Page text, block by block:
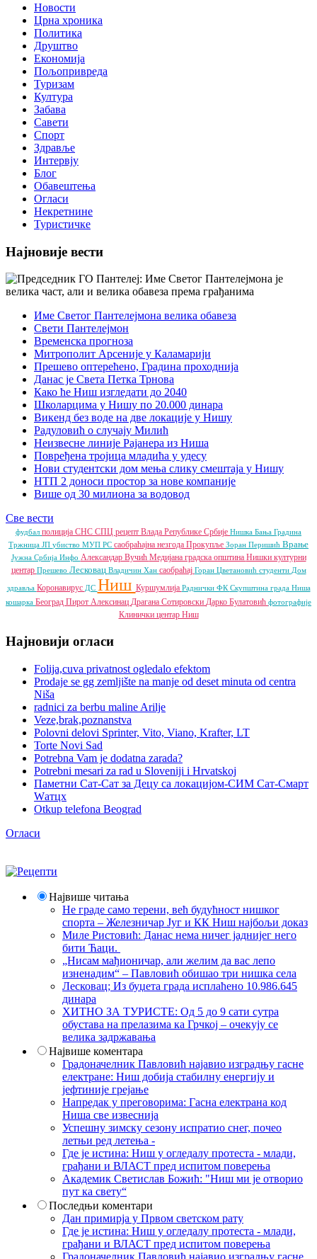
Новости
Црна хроника
Политика
Друштво
Економија
Пољопривреда
Туризам
Култура
Забава
Савети
Спорт
Здравље
Интервју
Блог
Обавештења
Огласи
Некретнине
Туристичке
Најновије вести
Име Светог Пантелејмона велика обавеза
Свети Пантелејмон
Временска прогноза
Митрополит Арсеније у Каламарији
Прешево оптерећено, Градина проходнија
Данас је Света Петка Трнова
Како ће Ниш изгледати до 2040
Школарцима у Нишу по 20.000 динара
Викенд без воде на две локације у Нишу
Радуловић о случају Милић
Неизвесне линије Рајанера из Ниша
Повређена тројица младића у удесу
Нови студентски дом мења слику смештаја у Нишу
НТП 2 доноси простор за нове компаније
Више од 30 милиона за водовод
Све вести
фудбал полиција СНС СПЦ рецепт Влада Републике Србије Нишка Бања Градина
Тржница ЈП убиство МУП РС саобраћајна незгода Прокупље Зоран Перишић Врање
Јужна Србија Инфо Александар Вучић Медијана градска општина Нишки културни
центар Прешево Лесковац Владичин Хан саобраћај Горан Цветановић студенти Дом
здравља Коронавирус ДС Ниш Куршумлија Раднички ФК Скупштина града Ниша
кошарка Београд Пирот Алексинац Драгана Сотировски Дарко Булатовић фотографије
Клинички центар Ниш
Најновији огласи
Folija,cuva privatnost ogledalo efektom
Prodaje se gg zemljište na manje od deset minuta od centra
Niša
radnici za berbu maline Arilje
Veze,brak,poznanstva
Polovni delovi Sprinter, Vito, Viano, Krafter, LT
Torte Novi Sad
Potrebna Vam je dodatna zarada?
Potrebni mesari za rad u Sloveniji i Hrvatskoj
Паметни Сат-Сат за Децу са локацијом-СИМ Сат-Смарт
Wатцх
Otkup telefona Beograd
Огласи
Највише читања
Не граде само терени, већ будућност нишког
спорта – Железничар Југ и КК Ниш најбољи доказ
Миле Ристовић: Данас нема ничег јаднијег него
бити Ћаци.
„Нисам мађионичар, али желим да вас лепо
изненадим“ – Павловић обишао три нишка села
Лесковац; Из буџета града исплаћено 10.986.645
динара
ХИТНО ЗА ТУРИСТЕ: Од 5 до 9 сати сутра
обустава на прелазима ка Грчкој – очекују се
велика задржавања
Највише коментара
Градоначелник Павловић најавио изградњу гасне
електране: Ниш добија стабилну енергију и
јефтиније грејање
Напредак у преговорима: Гасна електрана код
Ниша све извеснија
Успешну зимску сезону испратио снег, почео
летњи ред летења -
Где је истина: Ниш у огледалу протеста - млади,
грађани и ВЛАСТ пред испитом поверења
Академик Светислав Божић: "Ниш ми је отворио
пут ка свету“
Последњи коментари
Дан примирја у Првом светском рату
Где је истина: Ниш у огледалу протеста - млади,
грађани и ВЛАСТ пред испитом поверења
Градоначелник Павловић најавио изградњу гасне